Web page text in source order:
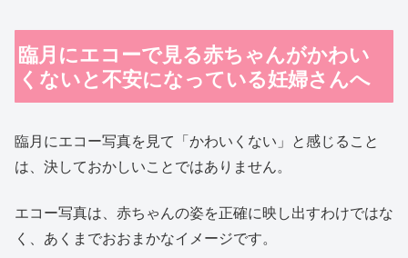
臨月にエコーで見る赤ちゃんがかわい
くないと不安になっている妊婦さんへ
臨月にエコー写真を見て「かわいくない」と感じること
は、決しておかしいことではありません。
エコー写真は、赤ちゃんの姿を正確に映し出すわけではな
く、あくまでおおまかなイメージです。